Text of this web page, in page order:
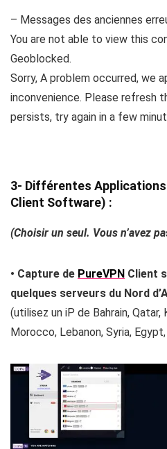
– Messages des anciennes
You are not able to view this
Geoblocked.
Sorry, A problem occurred, we
inconvenience. Please refresh
persists, try again in a few
3- Différentes
Client Software) :
(Choisir un seul. Vous n’avez
• Capture de PureVPN Client
quelques serveurs du Nord
(utilisez un iP de Bahrain, Qatar,
Morocco, Lebanon, Syria,